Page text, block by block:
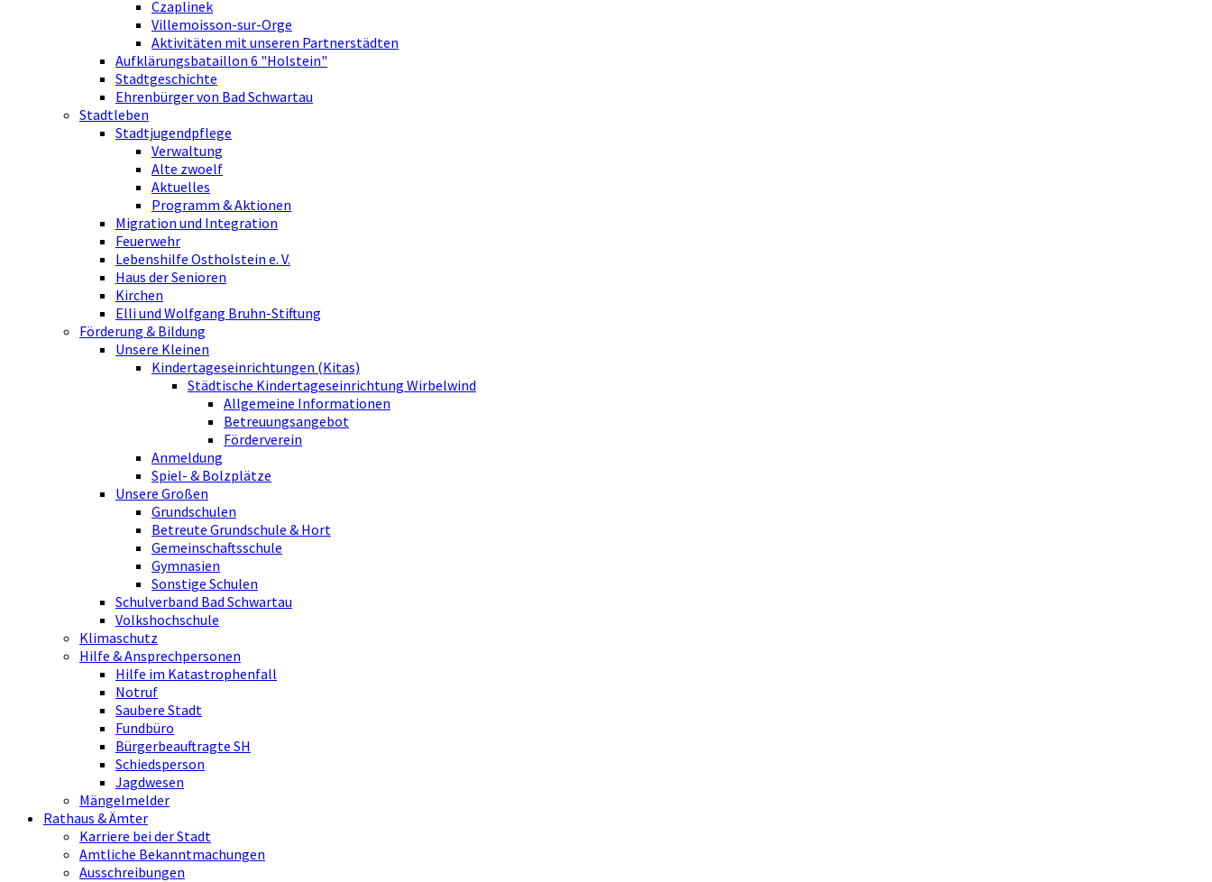
Czaplinek
Villemoisson-sur-Orge
Aktivitäten mit unseren Partnerstädten
Aufklärungsbataillon 6 "Holstein"
Stadtgeschichte
Ehrenbürger von Bad Schwartau
Stadtleben
Stadtjugendpflege
Verwaltung
Alte zwoelf
Aktuelles
Programm & Aktionen
Migration und Integration
Feuerwehr
Lebenshilfe Ostholstein e. V.
Haus der Senioren
Kirchen
Elli und Wolfgang Bruhn-Stiftung
Förderung & Bildung
Unsere Kleinen
Kindertageseinrichtungen (Kitas)
Städtische Kindertageseinrichtung Wirbelwind
Allgemeine Informationen
Betreuungsangebot
Förderverein
Anmeldung
Spiel- & Bolzplätze
Unsere Großen
Grundschulen
Betreute Grundschule & Hort
Gemeinschaftsschule
Gymnasien
Sonstige Schulen
Schulverband Bad Schwartau
Volkshochschule
Klimaschutz
Hilfe & Ansprechpersonen
Hilfe im Katastrophenfall
Notruf
Saubere Stadt
Fundbüro
Bürgerbeauftragte SH
Schiedsperson
Jagdwesen
Mängelmelder
Rathaus & Ämter
Karriere bei der Stadt
Amtliche Bekanntmachungen
Ausschreibungen